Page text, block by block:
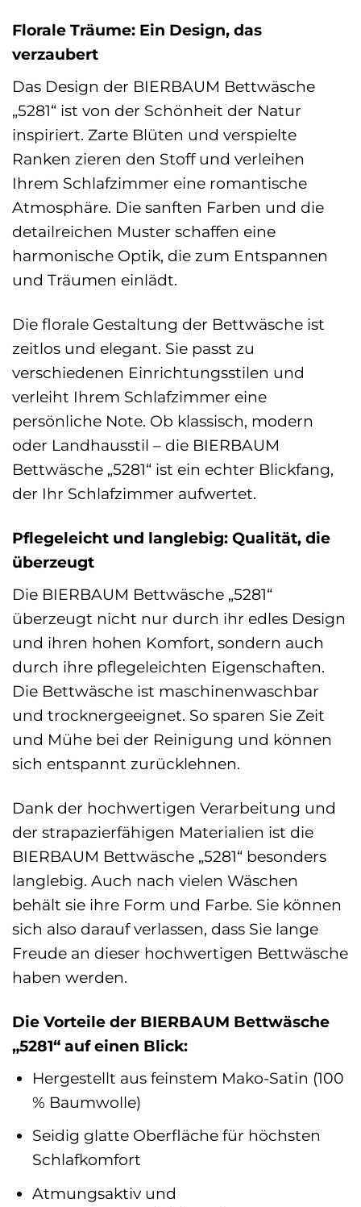
Florale Träume: Ein Design, das
verzaubert
Das Design der BIERBAUM Bettwäsche
„5281“ ist von der Schönheit der Natur
inspiriert. Zarte Blüten und verspielte
Ranken zieren den Stoff und verleihen
Ihrem Schlafzimmer eine romantische
Atmosphäre. Die sanften Farben und die
detailreichen Muster schaffen eine
harmonische Optik, die zum Entspannen
und Träumen einlädt.
Die florale Gestaltung der Bettwäsche ist
zeitlos und elegant. Sie passt zu
verschiedenen Einrichtungsstilen und
verleiht Ihrem Schlafzimmer eine
persönliche Note. Ob klassisch, modern
oder Landhausstil – die BIERBAUM
Bettwäsche „5281“ ist ein echter Blickfang,
der Ihr Schlafzimmer aufwertet.
Pflegeleicht und langlebig: Qualität, die
überzeugt
Die BIERBAUM Bettwäsche „5281“
überzeugt nicht nur durch ihr edles Design
und ihren hohen Komfort, sondern auch
durch ihre pflegeleichten Eigenschaften.
Die Bettwäsche ist maschinenwaschbar
und trocknergeeignet. So sparen Sie Zeit
und Mühe bei der Reinigung und können
sich entspannt zurücklehnen.
Dank der hochwertigen Verarbeitung und
der strapazierfähigen Materialien ist die
BIERBAUM Bettwäsche „5281“ besonders
langlebig. Auch nach vielen Wäschen
behält sie ihre Form und Farbe. Sie können
sich also darauf verlassen, dass Sie lange
Freude an dieser hochwertigen Bettwäsche
haben werden.
Die Vorteile der BIERBAUM Bettwäsche
„5281“ auf einen Blick:
Hergestellt aus feinstem Mako-Satin (100
% Baumwolle)
Seidig glatte Oberfläche für höchsten
Schlafkomfort
Atmungsaktiv und